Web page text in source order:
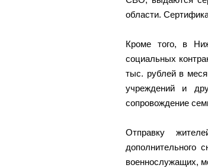
области.
Кроме того, в
социальных
тыс. рублей в
учреждений и
сопровождение
Отправку
дополнительного
военнослужащих,